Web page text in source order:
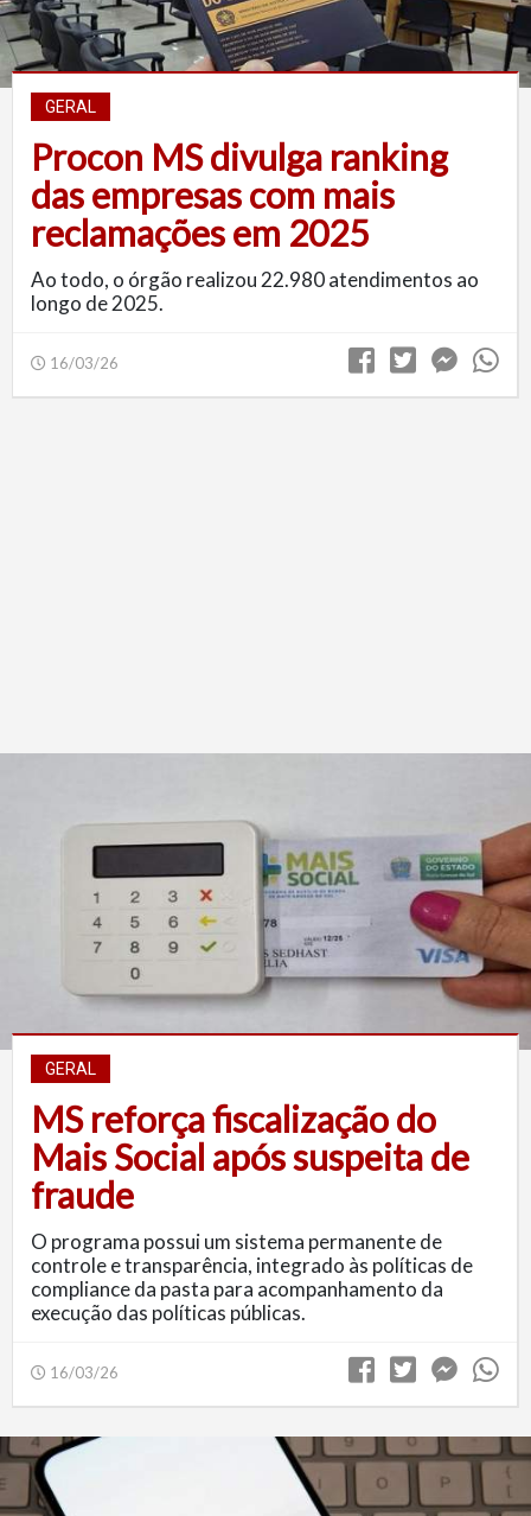
GERAL
Procon MS divulga ranking
das empresas com mais
reclamações em 2025
Ao todo, o órgão realizou 22.980 atendimentos ao
longo de 2025.
16/03/26
GERAL
MS reforça fiscalização do
Mais Social após suspeita de
fraude
O programa possui um sistema permanente de
controle e transparência, integrado às políticas de
compliance da pasta para acompanhamento da
execução das políticas públicas.
16/03/26